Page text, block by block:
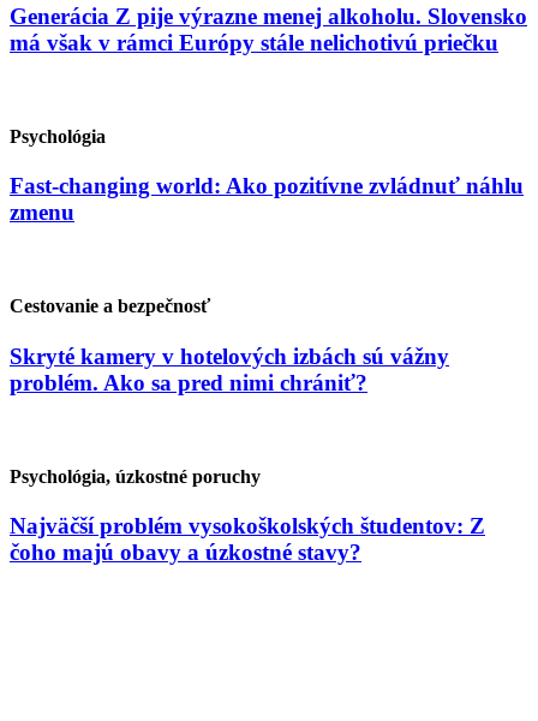
Generácia Z pije výrazne menej alkoholu. Slovensko
má však v rámci Európy stále nelichotivú priečku
Psychológia
Fast-changing world: Ako pozitívne zvládnuť náhlu
zmenu
Cestovanie a bezpečnosť
Skryté kamery v hotelových izbách sú vážny
problém. Ako sa pred nimi chrániť?
Psychológia, úzkostné poruchy
Najväčší problém vysokoškolských študentov: Z
čoho majú obavy a úzkostné stavy?